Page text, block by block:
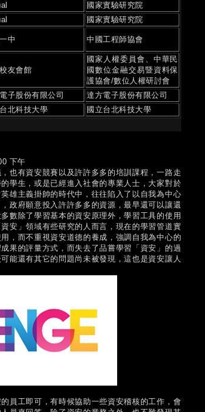
國家實驗研究院
國家實驗研究院
中 中國工程師協會
友會館
國家人權委員會、中華民
國數位金融交易暨資料保
護協會/數位人權研討會
子股份有限公司
達方電子股份有限公司
北科技大學
國立台北科技大學
下午
也有資安競賽以及許許多多的培訓課程，一路走
學生，或是已經進入社會的專業人士，大家對於
雄主義掛帥的時代中，往往陷入了以自我為中心
政府願意投入許許多多的資源，最早還可以讓還
數除了學習基本的資安原理外，學習工具的使用
安」領域有些研究的人而言，現在的學習管道實
，而不重視資安道德的養成，強調自我為中心的
果的評量方式，而失去了品嘗學習「資安」的過
能還有其它的問題尚未被發現，這也是資安讓人
員工即可，有時候協助一些資安稽核的工作，會